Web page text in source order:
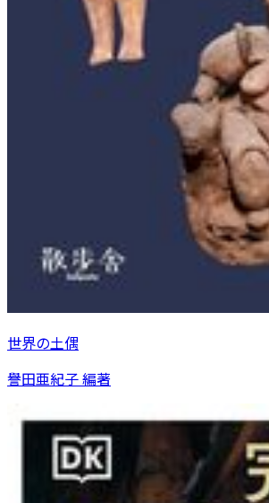
世界の土偶
譽田亜紀子 編著